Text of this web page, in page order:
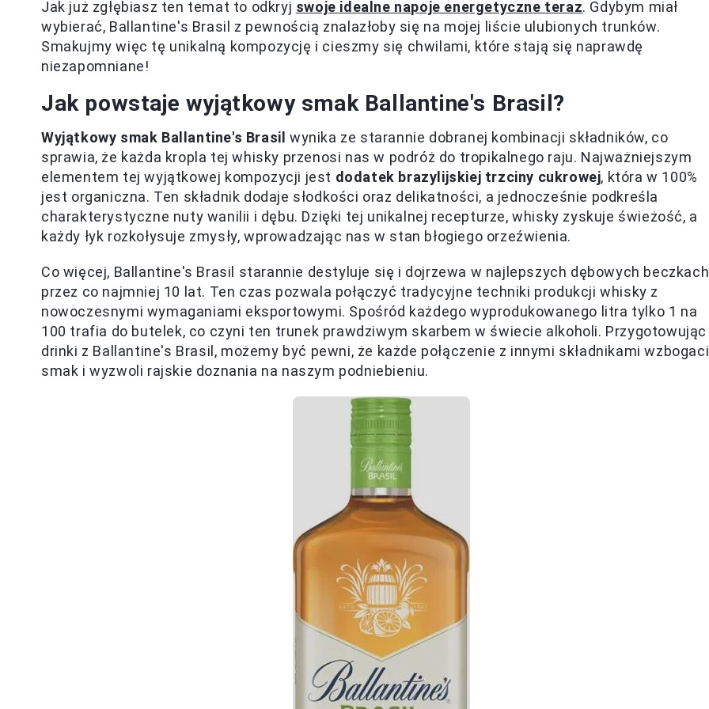
Jak już zgłębiasz ten temat to odkryj swoje idealne napoje energetyczne teraz. Gdybym miał
wybierać, Ballantine's Brasil z pewnością znalazłoby się na mojej liście ulubionych trunków.
Smakujmy więc tę unikalną kompozycję i cieszmy się chwilami, które stają się naprawdę
niezapomniane!
Jak powstaje wyjątkowy smak Ballantine's Brasil?
Wyjątkowy smak Ballantine's Brasil wynika ze starannie dobranej kombinacji składników, co
sprawia, że każda kropla tej whisky przenosi nas w podróż do tropikalnego raju. Najważniejszym
elementem tej wyjątkowej kompozycji jest dodatek brazylijskiej trzciny cukrowej, która w 100%
jest organiczna. Ten składnik dodaje słodkości oraz delikatności, a jednocześnie podkreśla
charakterystyczne nuty wanilii i dębu. Dzięki tej unikalnej recepturze, whisky zyskuje świeżość, a
każdy łyk rozkołysuje zmysły, wprowadzając nas w stan błogiego orzeźwienia.
Co więcej, Ballantine's Brasil starannie destyluje się i dojrzewa w najlepszych dębowych beczkach
przez co najmniej 10 lat. Ten czas pozwala połączyć tradycyjne techniki produkcji whisky z
nowoczesnymi wymaganiami eksportowymi. Spośród każdego wyprodukowanego litra tylko 1 na
100 trafia do butelek, co czyni ten trunek prawdziwym skarbem w świecie alkoholi. Przygotowując
drinki z Ballantine's Brasil, możemy być pewni, że każde połączenie z innymi składnikami wzbogaci
smak i wyzwoli rajskie doznania na naszym podniebieniu.